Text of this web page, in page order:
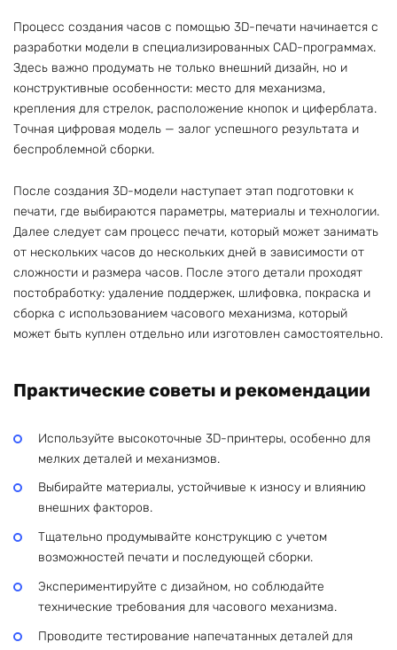
Процесс создания часов с помощью 3D-печати начинается с
разработки модели в специализированных CAD-программах.
Здесь важно продумать не только внешний дизайн, но и
конструктивные особенности: место для механизма,
крепления для стрелок, расположение кнопок и циферблата.
Точная цифровая модель — залог успешного результата и
беспроблемной сборки.
После создания 3D-модели наступает этап подготовки к
печати, где выбираются параметры, материалы и технологии.
Далее следует сам процесс печати, который может занимать
от нескольких часов до нескольких дней в зависимости от
сложности и размера часов. После этого детали проходят
постобработку: удаление поддержек, шлифовка, покраска и
сборка с использованием часового механизма, который
может быть куплен отдельно или изготовлен самостоятельно.
Практические советы и рекомендации
Используйте высокоточные 3D-принтеры, особенно для
мелких деталей и механизмов.
Выбирайте материалы, устойчивые к износу и влиянию
внешних факторов.
Тщательно продумывайте конструкцию с учетом
возможностей печати и последующей сборки.
Экспериментируйте с дизайном, но соблюдайте
технические требования для часового механизма.
Проводите тестирование напечатанных деталей для